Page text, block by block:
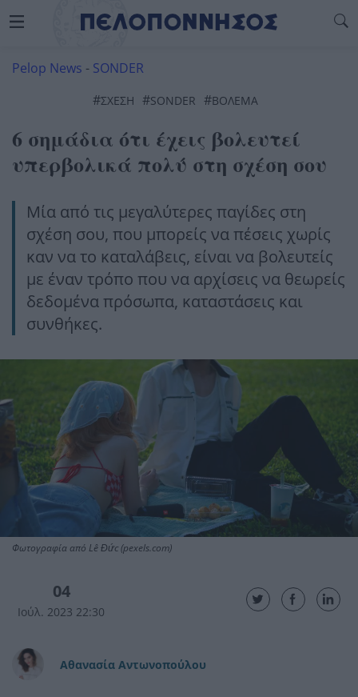
Pelop News - SONDER
#ΣΧΕΣΗ #SONDER #ΒΟΛΕΜΑ
6 σημάδια ότι έχεις βολευτεί
υπερβολικά πολύ στη σχέση σου
Μία από τις μεγαλύτερες παγίδες στη
σχέση σου, που μπορείς να πέσεις χωρίς
καν να το καταλάβεις, είναι να βολευτείς
με έναν τρόπο που να αρχίσεις να θεωρείς
δεδομένα πρόσωπα, καταστάσεις και
συνθήκες.
Φωτογραφία από Lê Đức (pexels.com)
04
Ιούλ. 2023 22:30
Αθανασία Αντωνοπούλου